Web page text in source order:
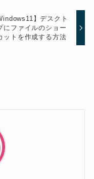
】デスクト
にファイルのショー
ットを作成する方法